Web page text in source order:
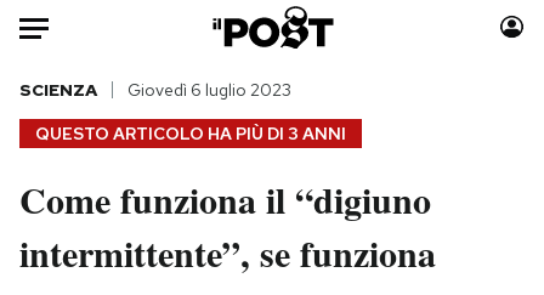
Auto
HOME
Italia
Politica
Moda
Consumismi
QUESTO ARTICOLO HA PIÙ DI 3 ANNI
SCIENZA Giovedì 6 luglio 2023
Come funziona il “digiuno
intermittente”, se funziona